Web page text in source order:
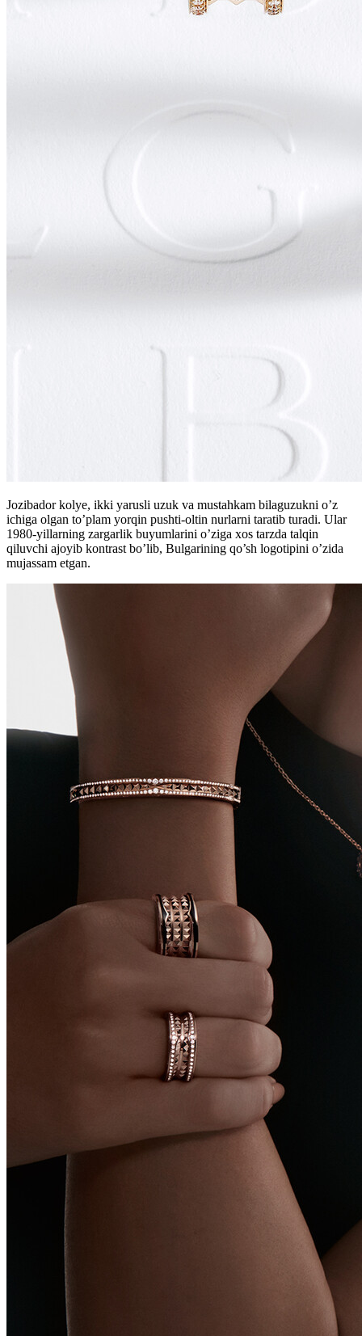
Jozibador kolye, ikki yarusli uzuk va mustahkam bilaguzukni o’z
ichiga olgan to’plam yorqin pushti-oltin nurlarni taratib turadi. Ular
1980-yillarning zargarlik buyumlarini o’ziga xos tarzda talqin
qiluvchi ajoyib kontrast bo’lib, Bulgarining qo’sh logotipini o’zida
mujassam etgan.